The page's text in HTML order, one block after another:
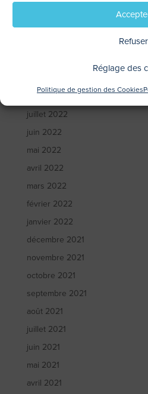
Refuser
Réglage des
Politique de gestion des Cookies
septembre 2022
juillet 2022
juin 2022
mai 2022
avril 2022
mars 2022
février 2022
janvier 2022
décembre 2021
novembre 2021
octobre 2021
septembre 2021
août 2021
juillet 2021
juin 2021
mai 2021
avril 2021